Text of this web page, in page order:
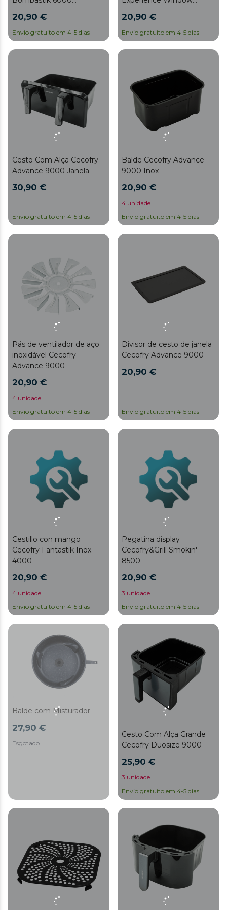
6000 Full A
20,90 €
Envio gratuito em 4-5 dias
Window Branco
6000/Cecofry Advance
9000 Window
20,90 €
Envio gratuito em 4-5 dias
Cesto Com Alça Cecofry
Advance 9000 Janela
30,90 €
Envio gratuito em 4-5 dias
Balde Cecofry Advance
9000 Inox
20,90 €
4 unidade
Envio gratuito em 4-5 dias
Pás de ventilador de aço
inoxidável Cecofry
Advance 9000
20,90 €
4 unidade
Envio gratuito em 4-5 dias
Divisor de cesto de janela
Cecofry Advance 9000
20,90 €
Envio gratuito em 4-5 dias
Cestillo con mango
Cecofry Fantastik Inox
4000
20,90 €
4 unidade
Envio gratuito em 4-5 dias
Pegatina display
Cecofry&Grill Smokin'
8500
20,90 €
3 unidade
Envio gratuito em 4-5 dias
Balde com Misturador
27,90 €
Esgotado
Cesto Com Alça Grande
Cecofry Duosize 9000
25,90 €
3 unidade
Envio gratuito em 4-5 dias